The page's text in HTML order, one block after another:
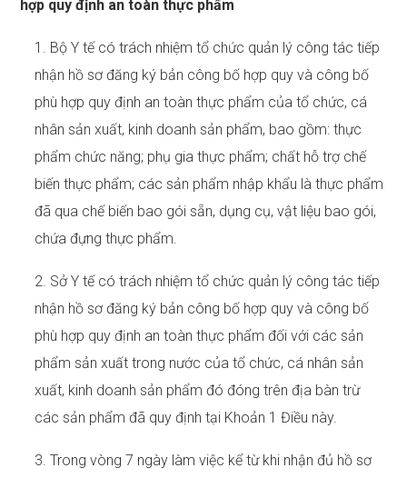
hợp quy định an toàn thực phẩm
1. Bộ Y tế có trách nhiệm tổ chức quản lý công tác tiếp
nhận hồ sơ đăng ký bản công bố hợp quy và công bố
phù hợp quy định an toàn thực phẩm của tổ chức, cá
nhân sản xuất, kinh doanh sản phẩm, bao gồm: thực
phẩm chức năng; phụ gia thực phẩm; chất hỗ trợ chế
biến thực phẩm; các sản phẩm nhập khẩu là thực phẩm
đã qua chế biến bao gói sẵn, dụng cụ, vật liệu bao gói,
chứa đựng thực phẩm.
2. Sở Y tế có trách nhiệm tổ chức quản lý công tác tiếp
nhận hồ sơ đăng ký bản công bố hợp quy và công bố
phù hợp quy định an toàn thực phẩm đối với các sản
phẩm sản xuất trong nước của tổ chức, cá nhân sản
xuất, kinh doanh sản phẩm đó đóng trên địa bàn trừ
các sản phẩm đã quy định tại Khoản 1 Điều này.
3. Trong vòng 7 ngày làm việc kể từ khi nhận đủ hồ sơ